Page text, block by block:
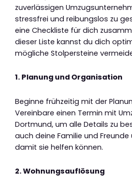
zuverlässigen
stressfrei und reibungslos zu
eine Checkliste für dich
dieser Liste kannst du dich
mögliche Stolpersteine
1. Planung und Organisation
Beginne frühzeitig mit der
Vereinbare einen Termin mit
Dortmund, um alle Details zu
auch deine Familie und Freunde
damit sie helfen können.
2. Wohnungsauflösung